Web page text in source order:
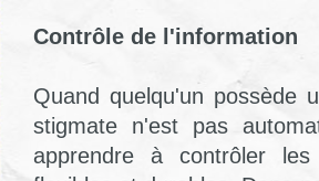
Contrôle de l'information
Quand quelqu'un possède
stigmate n'est pas
apprendre à contrôler les